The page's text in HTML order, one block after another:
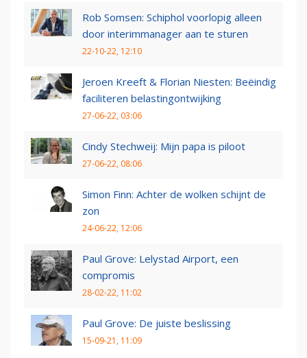
Rob Somsen: Schiphol voorlopig alleen
door interimmanager aan te sturen
22-10-22, 12:10
Jeroen Kreeft & Florian Niesten: Beëindig
faciliteren belastingontwijking
27-06-22, 03:06
Cindy Stechweij: Mijn papa is piloot
27-06-22, 08:06
Simon Finn: Achter de wolken schijnt de
zon
24-06-22, 12:06
Paul Grove: Lelystad Airport, een
compromis
28-02-22, 11:02
Paul Grove: De juiste beslissing
15-09-21, 11:09